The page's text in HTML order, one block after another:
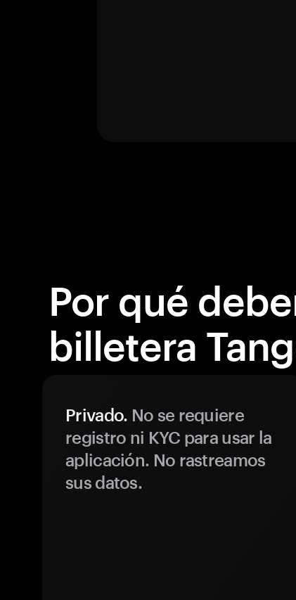
Por qué
billetera
Privado. No se requiere
registro ni KYC para usar la
aplicación. No rastreamos
sus datos.